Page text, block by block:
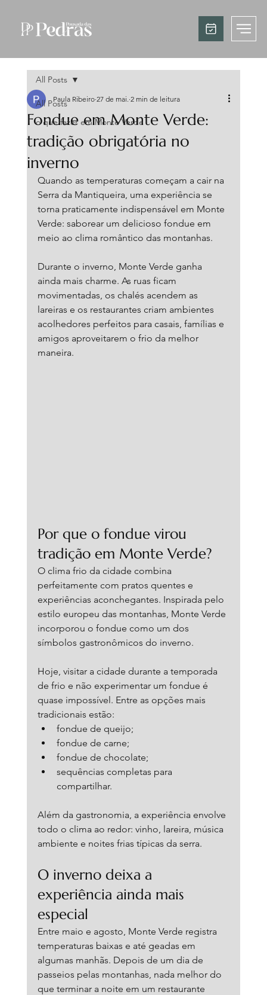
All Posts
o que fazer em Monte Verde
All Posts
Fondue em Monte Verde:
tradição obrigatória no
inverno
Paula Ribeiro 27 de mai. 2 min de leitura
Quando as temperaturas começam a cair na
Serra da Mantiqueira, uma experiência se
torna praticamente indispensável em Monte
Verde: saborear um delicioso fondue em
meio ao clima romântico das montanhas.
Durante o inverno, Monte Verde ganha
ainda mais charme. As ruas ficam
movimentadas, os chalés acendem as
lareiras e os restaurantes criam ambientes
acolhedores perfeitos para casais, famílias e
amigos aproveitarem o frio da melhor
maneira.
Por que o fondue virou
tradição em Monte Verde?
O clima frio da cidade combina
perfeitamente com pratos quentes e
experiências aconchegantes. Inspirada pelo
estilo europeu das montanhas, Monte Verde
incorporou o fondue como um dos
símbolos gastronômicos do inverno.
Hoje, visitar a cidade durante a temporada
de frio e não experimentar um fondue é
quase impossível. Entre as opções mais
tradicionais estão:
fondue de queijo;
fondue de carne;
fondue de chocolate;
sequências completas para
compartilhar.
Além da gastronomia, a experiência envolve
todo o clima ao redor: vinho, lareira, música
ambiente e noites frias típicas da serra.
O inverno deixa a
experiência ainda mais
especial
Entre maio e agosto, Monte Verde registra
temperaturas baixas e até geadas em
algumas manhãs. Depois de um dia de
passeios pelas montanhas, nada melhor do
que terminar a noite em um restaurante